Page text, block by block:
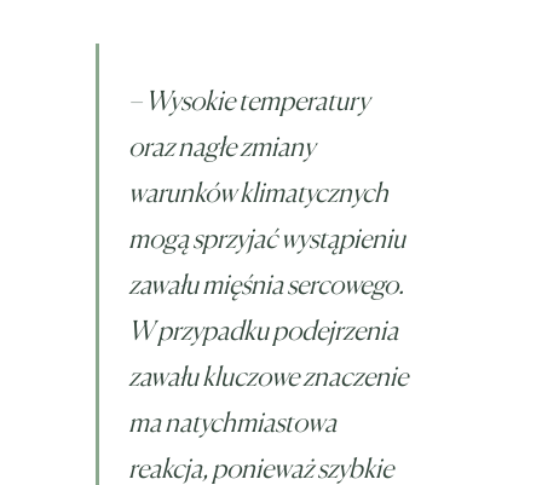
– Wysokie temperatury
oraz nagłe zmiany
warunków klimatycznych
mogą sprzyjać wystąpieniu
zawału mięśnia sercowego.
W przypadku podejrzenia
zawału kluczowe znaczenie
ma natychmiastowa
reakcja, ponieważ szybkie